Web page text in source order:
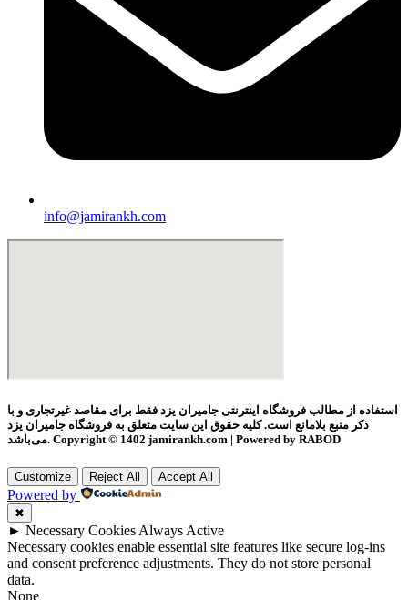
info@jamirankh.com
استفاده از مطالب فروشگاه اینترنتی جامیران یزد فقط برای مقاصد غیرتجاری و با
ذکر منبع بلامانع است. کلیه حقوق این سایت متعلق به فروشگاه جامیران یزد
می‌باشد. Copyright © 1402 jamirankh.com | Powered by RABOD
Customize Reject All Accept All
Powered by
✖
► Necessary Cookies Always Active
Necessary cookies enable essential site features like secure log-ins
and consent preference adjustments. They do not store personal
data.
None